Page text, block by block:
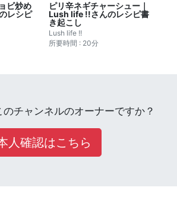
ビ炒め
レシピ
ピリ辛ネギチャーシュー｜
Lush life !!さんのレシピ書
き起こし
Lush life !!
所要時間 : 20分
のチャンネルのオーナーですか？
人確認はこちら